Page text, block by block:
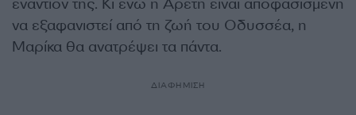
εναντίον της. Κι ενώ η Αρετή είναι αποφασισμένη
να εξαφανιστεί από τη ζωή του Οδυσσέα, η
Μαρίκα θα ανατρέψει τα πάντα.
ΔΙΑΦΗΜΙΣΗ